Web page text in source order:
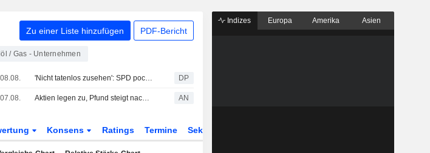
Zu einer Liste hinzufügen PDF-Bericht
/ Gas - Unternehmen
08.08. 'Nicht tatenlos zusehen': SPD pocht auf Spritpreisbremse DP
07.08. Aktien legen zu, Pfund steigt nach überraschendem Rückgang der US-Beschäftigung AN
Konsens Ratings Termine Sektor
Indizes Europa Amerika Asien